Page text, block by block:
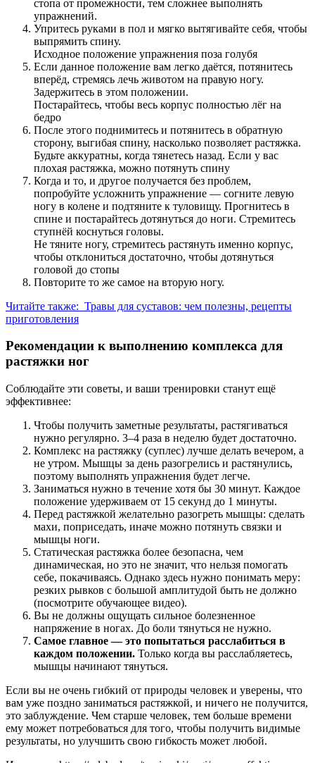
стопа от промежности, тем сложнее выполнять
упражнений.
Упритесь руками в пол и мягко вытягивайте себя, чтобы
выпрямить спину.
Исходное положение упражнения поза голубя
Если данное положение вам легко даётся, потянитесь
вперёд, стремясь лечь животом на правую ногу.
Задержитесь в этом положении.
Постарайтесь, чтобы весь корпус полностью лёг на
бедро
После этого поднимитесь и потянитесь в обратную
сторону, выгибая спину, насколько позволяет растяжка.
Будьте аккуратны, когда тянетесь назад. Если у вас
плохая растяжка, можно потянуть спину
Когда и то, и другое получается без проблем,
попробуйте усложнить упражнение — согните левую
ногу в колене и подтяните к туловищу. Прогнитесь в
спине и постарайтесь дотянуться до ноги. Стремитесь
ступнёй коснуться головы.
Не тяните ногу, стремитесь растянуть именно корпус,
чтобы отклониться достаточно, чтобы дотянуться
головой до стопы
Повторите то же самое на вторую ногу.
Читайте также: Травы для суставов: чем полезны, рецепты
приготовления
Рекомендации к выполнению комплекса для
растяжки ног
Соблюдайте эти советы, и ваши тренировки станут ещё
эффективнее:
Чтобы получить заметные результаты, растягиваться
нужно регулярно. 3–4 раза в неделю будет достаточно.
Комплекс на растяжку (суплес) лучше делать вечером, а
не утром. Мышцы за день разогрелись и растянулись,
поэтому выполнять упражнения будет легче.
Заниматься нужно в течение хотя бы 30 минут. Каждое
положение удерживаем от 15 секунд до 1 минуты.
Перед растяжкой желательно разогреть мышцы: сделать
махи, поприседать, иначе можно потянуть связки и
мышцы ноги.
Статическая растяжка более безопасна, чем
динамическая, но это не значит, что нельзя помогать
себе, покачиваясь. Однако здесь нужно понимать меру:
резких рывков с большой амплитудой быть не должно
(посмотрите обучающее видео).
Вы не должны ощущать сильное болезненное
напряжение в ногах. До боли тянуться не нужно.
Самое главное — это попытаться расслабиться в
каждом положении. Только когда вы расслабляетесь,
мышцы начинают тянуться.
Если вы не очень гибкий от природы человек и уверены, что
вам уже поздно заниматься растяжкой, и ничего не получится,
это заблуждение. Чем старше человек, тем больше времени
ему может потребоваться для того, чтобы получить видимые
результаты, но улучшить свою гибкость может любой.